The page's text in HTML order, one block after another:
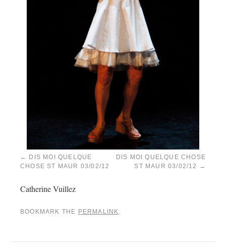
DIS MOI QUELQUE
CHOSE ST MAUR 03/02/12
DIS MOI QUELQUE CHOSE
ST MAUR 03/02/12
Catherine Vuillez
BOOKMARK THE PERMALINK.